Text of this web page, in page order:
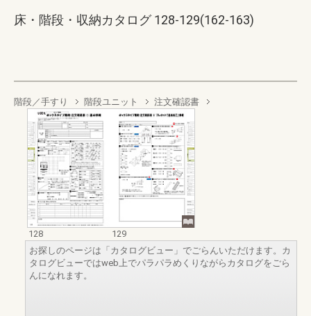
床・階段・収納カタログ 128-129(162-163)
階段／手すり 階段ユニット 注文確認書
128
129
お探しのページは「カタログビュー」でごらんいただけます。カ
タログビューではweb上でパラパラめくりながらカタログをごら
んになれます。